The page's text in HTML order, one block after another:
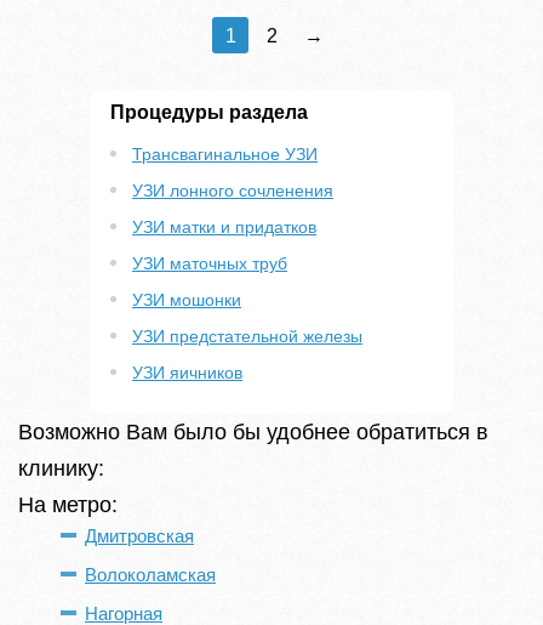
1 2 →
Процедуры раздела
Трансвагинальное УЗИ
УЗИ лонного сочленения
УЗИ матки и придатков
УЗИ маточных труб
УЗИ мошонки
УЗИ предстательной железы
УЗИ яичников
Возможно Вам было бы удобнее обратиться в
клинику:
На метро:
Дмитровская
Волоколамская
Нагорная